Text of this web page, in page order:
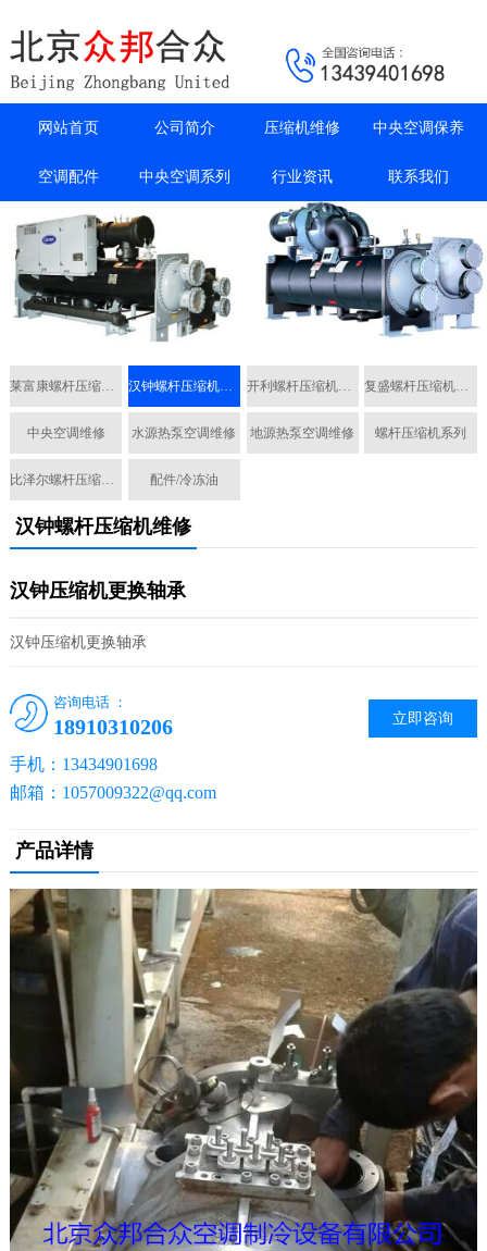
网站首页 公司简介 压缩机维修 中央空调保养
空调配件 中央空调系列 行业资讯 联系我们
莱富康螺杆压缩机维修 汉钟螺杆压缩机维修 开利螺杆压缩机维修 复盛螺杆压缩机维修
中央空调维修 水源热泵空调维修 地源热泵空调维修 螺杆压缩机系列
比泽尔螺杆压缩机维修 配件/冷冻油
汉钟螺杆压缩机维修
汉钟压缩机更换轴承
汉钟压缩机更换轴承
立即咨询
咨询电话 ：
18910310206
手机：13434901698
邮箱：1057009322@qq.com
产品详情